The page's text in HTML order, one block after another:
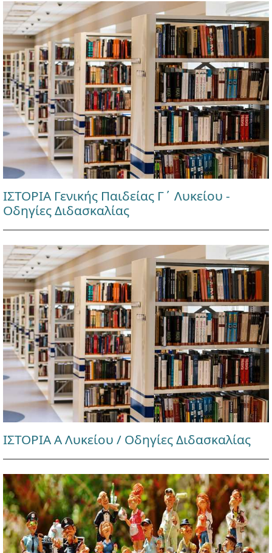
ΙΣΤΟΡΙΑ Γενικής Παιδείας Γ΄ Λυκείου -
Οδηγίες Διδασκαλίας
ΙΣΤΟΡΙΑ Α Λυκείου / Οδηγίες Διδασκαλίας